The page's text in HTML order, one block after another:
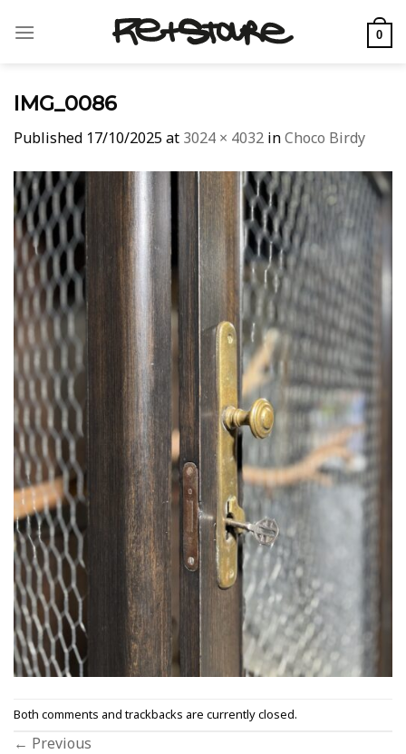
0
IMG_0086
Published 17/10/2025at 3024 × 4032 inChoco Birdy
Both comments and trackbacks are currently closed.
← Previous